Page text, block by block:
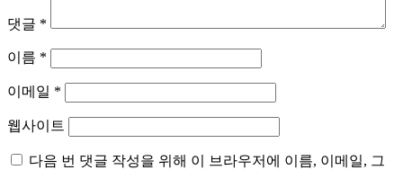
댓글 *
이름 *
이메일 *
웹사이트
다음 번 댓글 작성을 위해 이 브라우저에 이름, 이메일, 그